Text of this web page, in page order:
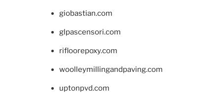
giobastian.com
glpascensori.com
rifloorepoxy.com
woolleymillingandpaving.com
uptonpvd.com